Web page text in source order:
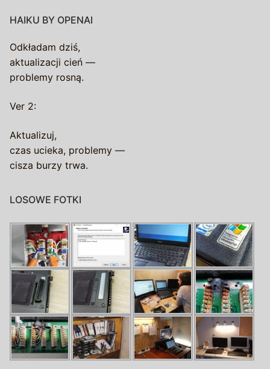
HAIKU BY OPENAI
Odkładam dziś,
aktualizacji cień —
problemy rosną.
Ver 2:
Aktualizuj,
czas ucieka, problemy —
cisza burzy trwa.
LOSOWE FOTKI